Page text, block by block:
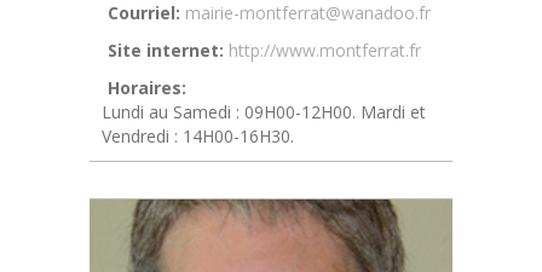
Courriel: mairie-montferrat@wanadoo.fr
Site internet: http://www.montferrat.fr
Horaires:
Lundi au Samedi : 09H00-12H00. Mardi et
Vendredi : 14H00-16H30.